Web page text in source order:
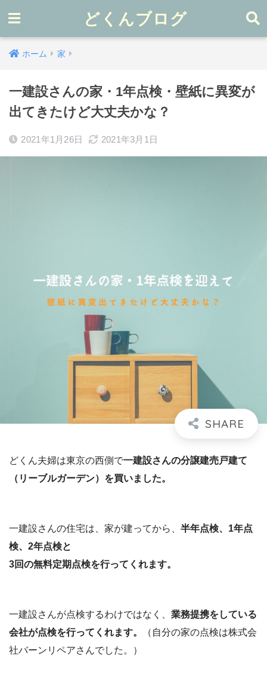
どくんブログ
ホーム 家
一建設さんの家・1年点検・壁紙に異変が
出てきたけど大丈夫かな？
2021年1月26日 2021年3月1日
どくん夫婦は東京の西側で一建設さんの分譲建売戸建て
（リーブルガーデン）を買いました。
一建設さんの住宅は、家が建ってから、 半年点検、1年点
検、2年点検と
3回の無料定期点検を行ってくれます。
一建設さんが点検するわけではなく、 業務提携をしている
会社が点検を行ってくれます。
（自分の家の点検は株式会
社バーンリペアさんでした。）